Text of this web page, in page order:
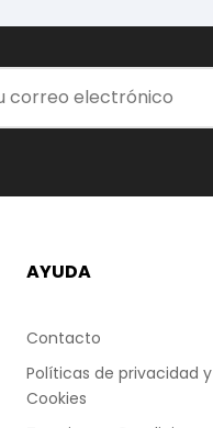
AYUDA
Contacto
Políticas de privacidad y
Cookies